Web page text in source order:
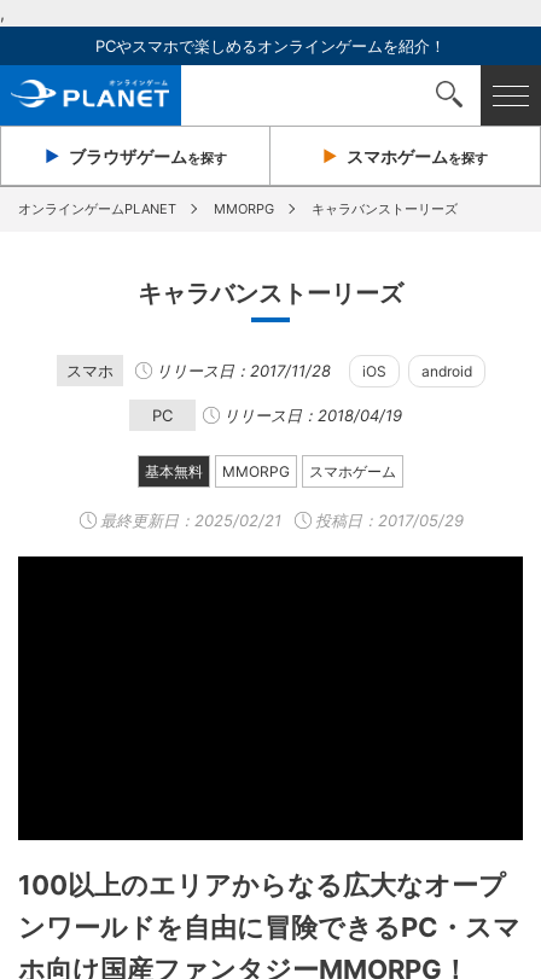
,
PCやスマホで楽しめるオンラインゲームを紹介！
ブラウザゲームを探す スマホゲームを探す
オンラインゲームPLANET MMORPG キャラバンストーリーズ
キャラバンストーリーズ
スマホ リリース日：2017/11/28 iOS android
PC リリース日：2018/04/19
基本無料 MMORPG スマホゲーム
最終更新日： 2025/02/21 投稿日：2017/05/29
100以上のエリアからなる広大なオープ
ンワールドを自由に冒険できるPC・スマ
ホ向け国産ファンタジーMMORPG！